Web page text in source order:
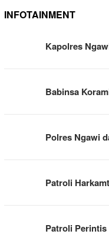
INFOTAINMENT
Kapolres
Babinsa
Polres Ngawi
Patroli
Patroli